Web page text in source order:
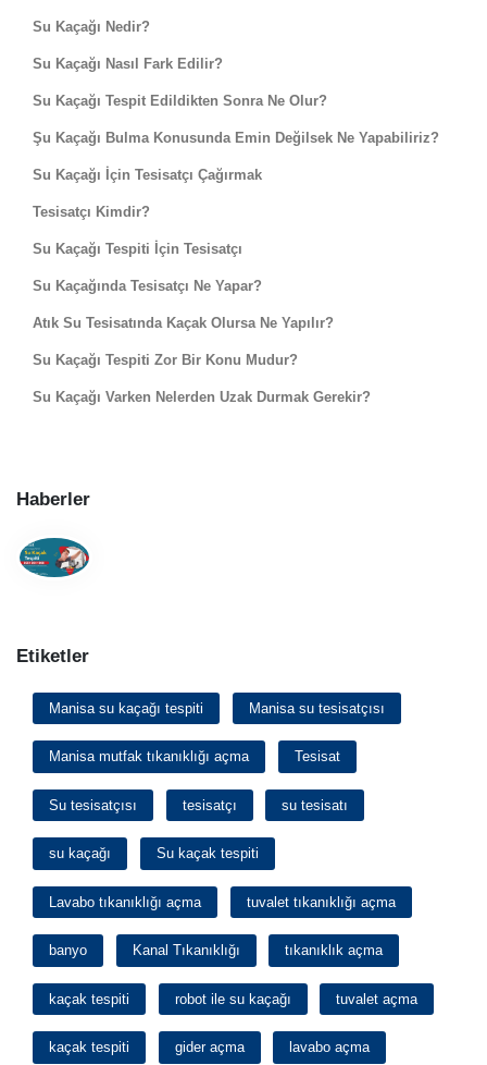
Su Kaçağı Nedir?
Su Kaçağı Nasıl Fark Edilir?
Su Kaçağı Tespit Edildikten Sonra Ne Olur?
Şu Kaçağı Bulma Konusunda Emin Değilsek Ne Yapabiliriz?
Su Kaçağı İçin Tesisatçı Çağırmak
Tesisatçı Kimdir?
Su Kaçağı Tespiti İçin Tesisatçı
Su Kaçağında Tesisatçı Ne Yapar?
Atık Su Tesisatında Kaçak Olursa Ne Yapılır?
Su Kaçağı Tespiti Zor Bir Konu Mudur?
Su Kaçağı Varken Nelerden Uzak Durmak Gerekir?
Haberler
Etiketler
Manisa su kaçağı tespiti Manisa su tesisatçısı
Manisa mutfak tıkanıklığı açma Tesisat
Su tesisatçısı tesisatçı su tesisatı
su kaçağı Su kaçak tespiti
Lavabo tıkanıklığı açma tuvalet tıkanıklığı açma
banyo Kanal Tıkanıklığı tıkanıklık açma
kaçak tespiti robot ile su kaçağı tuvalet açma
kaçak tespiti gider açma lavabo açma